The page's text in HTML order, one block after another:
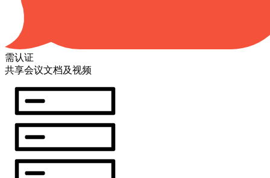
需认证
共享会议文档及视频